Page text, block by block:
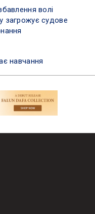
волі
загрожує судове
навчання